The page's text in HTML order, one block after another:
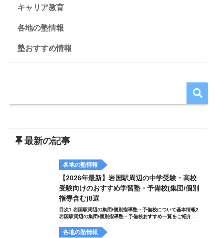
キャリア教育
各地の塾情報
塾おすすめ情報
最新の記事
各地の塾情報
【2026年最新】岩国駅周辺の中学受験・高校
受験向けのおすすめ学習塾・予備校(集団/個別
指導含む)8選
目次1 岩国駅周辺の集団/個別指導塾・予備校について基本情報2
岩国駅周辺の集団/個別指導塾・予備校おすすめ一覧をご紹介...
各地の塾情報